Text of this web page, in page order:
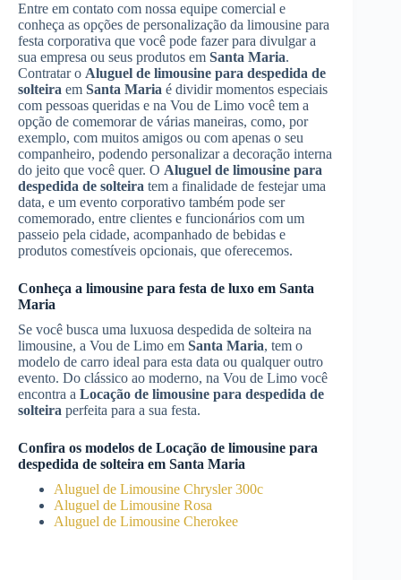
Entre em contato com nossa equipe comercial e
conheça as opções de personalização da limousine para
festa corporativa que você pode fazer para divulgar a
sua empresa ou seus produtos em Santa Maria.
Contratar o Aluguel de limousine para despedida de
solteira em Santa Maria é dividir momentos especiais
com pessoas queridas e na Vou de Limo você tem a
opção de comemorar de várias maneiras, como, por
exemplo, com muitos amigos ou com apenas o seu
companheiro, podendo personalizar a decoração interna
do jeito que você quer. O Aluguel de limousine para
despedida de solteira tem a finalidade de festejar uma
data, e um evento corporativo também pode ser
comemorado, entre clientes e funcionários com um
passeio pela cidade, acompanhado de bebidas e
produtos comestíveis opcionais, que oferecemos.
Conheça a limousine para festa de luxo em Santa
Maria
Se você busca uma luxuosa despedida de solteira na
limousine, a Vou de Limo em Santa Maria, tem o
modelo de carro ideal para esta data ou qualquer outro
evento. Do clássico ao moderno, na Vou de Limo você
encontra a Locação de limousine para despedida de
solteira perfeita para a sua festa.
Confira os modelos de Locação de limousine para
despedida de solteira em Santa Maria
Aluguel de Limousine Chrysler 300c
Aluguel de Limousine Rosa
Aluguel de Limousine Cherokee